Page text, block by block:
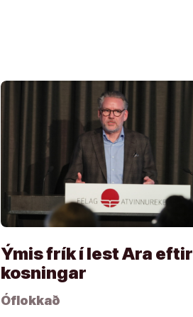
Ýmis frík í lest Ara eftir
kosningar
Óflokkað